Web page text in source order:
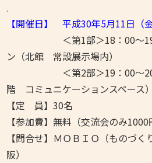
.
【開催日】 平成30年5月11日（
＜第1部＞18：00～19：
ン（北館 常設展示場内）
＜第2部＞19：00～20
階 コミュニケーションスペース）
【定 員】30名
【参加費】無料（交流会のみ1000
【問合せ】ＭＯＢＩＯ（ものづ
阪）